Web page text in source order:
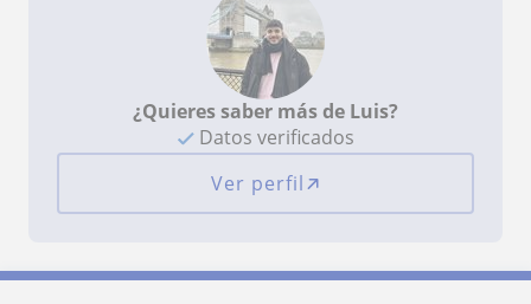
¿Quieres saber más de Luis?
Datos verificados
Ver perfil